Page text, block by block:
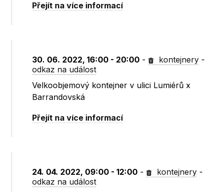
Přejít na více informací
30. 06. 2022, 16:00 - 20:00 - kontejnery -
odkaz na událost
Velkoobjemový kontejner v ulici Lumiérů x
Barrandovská
Přejít na více informací
24. 04. 2022, 09:00 - 12:00 - kontejnery -
odkaz na událost